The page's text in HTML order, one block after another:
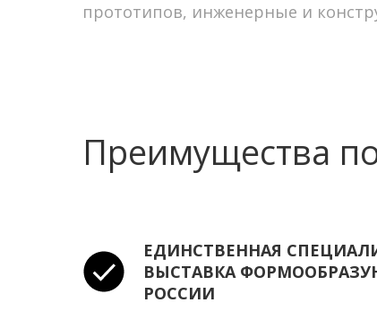
прототипов, инженерные и
Преимущества
ЕДИНСТВЕННАЯ
ВЫСТАВКА
РОССИИ